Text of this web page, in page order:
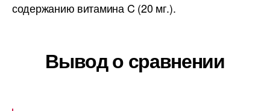
содержанию витамина C (20 мг.).
Вывод о сравнении